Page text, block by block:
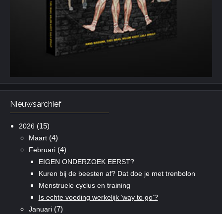
Nieuwsarchief
2026 (15)
Maart(4)
Februari(4)
EIGEN ONDERZOEK EERST?
Kuren bij de beesten af? Dat doe je met trenbolon
Menstruele cyclus en training
Is echte voeding werkelijk ‘way to go’?
Januari(7)